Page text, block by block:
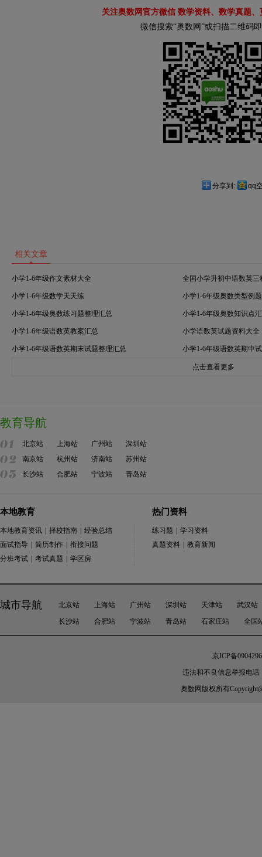
关注奥数网官方微信 数学资料、数学真题
微信搜索“奥数网”或扫描二维码
分享到: qq
相关文章
小学1-6年级作文素材大全 全国小学升初中语数英三
小学1-6年级数学天天练 小学1-6年级奥数类型例
小学1-6年级奥数练习题整理汇总 小学1-6年级奥数知识点
小学1-6年级语数英教案汇总 小学语数英试题资料大全
小学1-6年级语数英期末试题整理汇总 小学1-6年级语数英期中
点击查看更多
教育导航
北京站 上海站 广州站
深圳站
南京站
杭州站 济南站
苏州站
长沙站
合肥站 宁波站 青岛站
本地教育
本地教育资讯 择校指南
经验总结
面试指导
简历制作
衔接问题
分班考试
考试真题 学区房
热门资料
练习题
学习资料
真题资料
教育新闻
城市导航 北京站 上海站 广州站 深圳站 天津站
武汉站
长沙站
合肥站 宁波站 青岛站 石家庄站 全国
京ICP备
违法和不良信息举报电话
奥数网 版权所有